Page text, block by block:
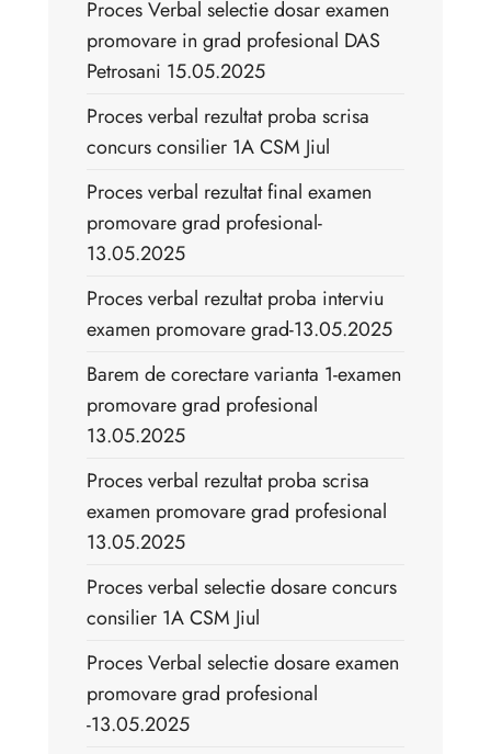
Proces Verbal selectie dosar examen
promovare in grad profesional DAS
Petrosani 15.05.2025
Proces verbal rezultat proba scrisa
concurs consilier 1A CSM Jiul
Proces verbal rezultat final examen
promovare grad profesional-
13.05.2025
Proces verbal rezultat proba interviu
examen promovare grad-13.05.2025
Barem de corectare varianta 1-examen
promovare grad profesional
13.05.2025
Proces verbal rezultat proba scrisa
examen promovare grad profesional
13.05.2025
Proces verbal selectie dosare concurs
consilier 1A CSM Jiul
Proces Verbal selectie dosare examen
promovare grad profesional
-13.05.2025